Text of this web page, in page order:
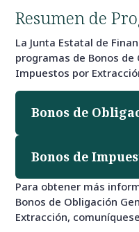
Resumen de
La Junta Estatal de
programas de Bonos de
Impuestos por
Bonos de
Bonos de
Para obtener más
Bonos de Obligación
Extracción,